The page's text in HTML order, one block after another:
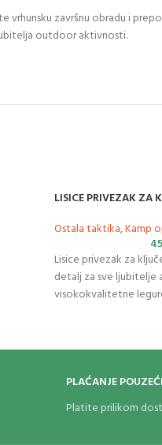
završnu obradu i
outdoor aktivnosti.
LISICE PRIVEZAK ZA
Ostala taktika,Kamp
Lisice privezak za
detalj za sve ljubitelje
visokokvalitetne
PLAĆANJE
Platite prilikom